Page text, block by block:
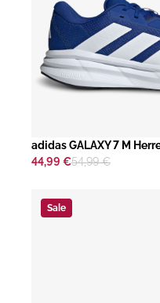
adidas GALAXY 7 M
44,99 €54,99 €
Sale